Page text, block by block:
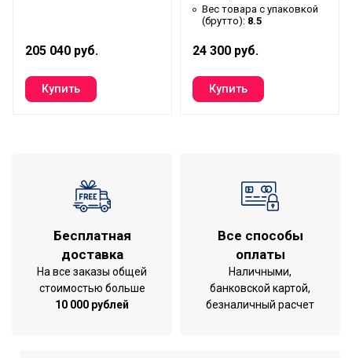
R410a
Срок службы
7 лет
Цвет корпуса внутр.
блока
Белый
обогрева;Режим
осушения
Ширина товара
Моющийся воздушный
фильтр в комплекте
Фильтры очистки
Воздушный фильтр
205 040 руб.
Вес товара с упаковкой
(брутто): 8.5
24 300 руб.
Бесплатная
доставка
На все заказы общей
стоимостью больше
10 000 рублей
Все способы
оплаты
Наличными,
банковской картой,
безналичный расчет